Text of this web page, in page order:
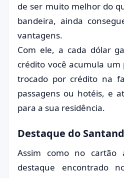
de ser muito melhor do
bandeira, ainda
vantagens.
Com ele, a cada dólar
crédito você acumula
trocado por crédito na
passagens ou hotéis, e
para a sua residência.
Destaque do
Assim como no cartão
destaque encontrado